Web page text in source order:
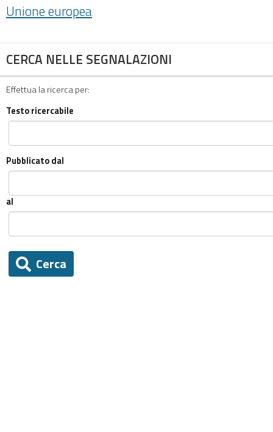
Unione europea
CERCA NELLE SEGNALAZIONI
Effettua la ricerca per:
Testo ricercabile
Pubblicato dal
al